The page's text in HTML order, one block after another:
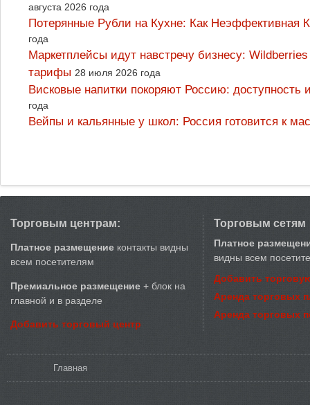
августа 2026 года
Потерянные Рубли на Кухне: Как
года
Маркетплейсы идут навстречу бизнесу:
тарифы 28 июля 2026 года
Висковые напитки покоряют Россию:
года
Вейпы и кальянные у школ: Россия готовится к
Торговым центрам:
Платное размещение контакты видны
всем посетителям
Премиальное размещение + блок на
главной и в разделе
Добавить торговый центр
Торговым сетям
Платное
видны всем
Добавить
Аренда торговых
Аренда торговых
Главная